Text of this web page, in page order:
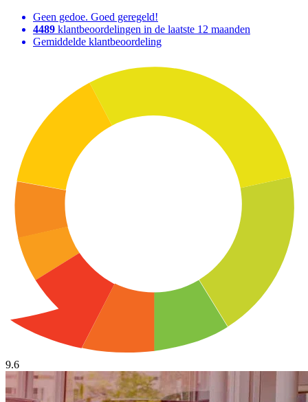
Geen gedoe. Goed geregeld!
4489 klantbeoordelingen in de laatste 12 maanden
Gemiddelde klantbeoordeling
9.6